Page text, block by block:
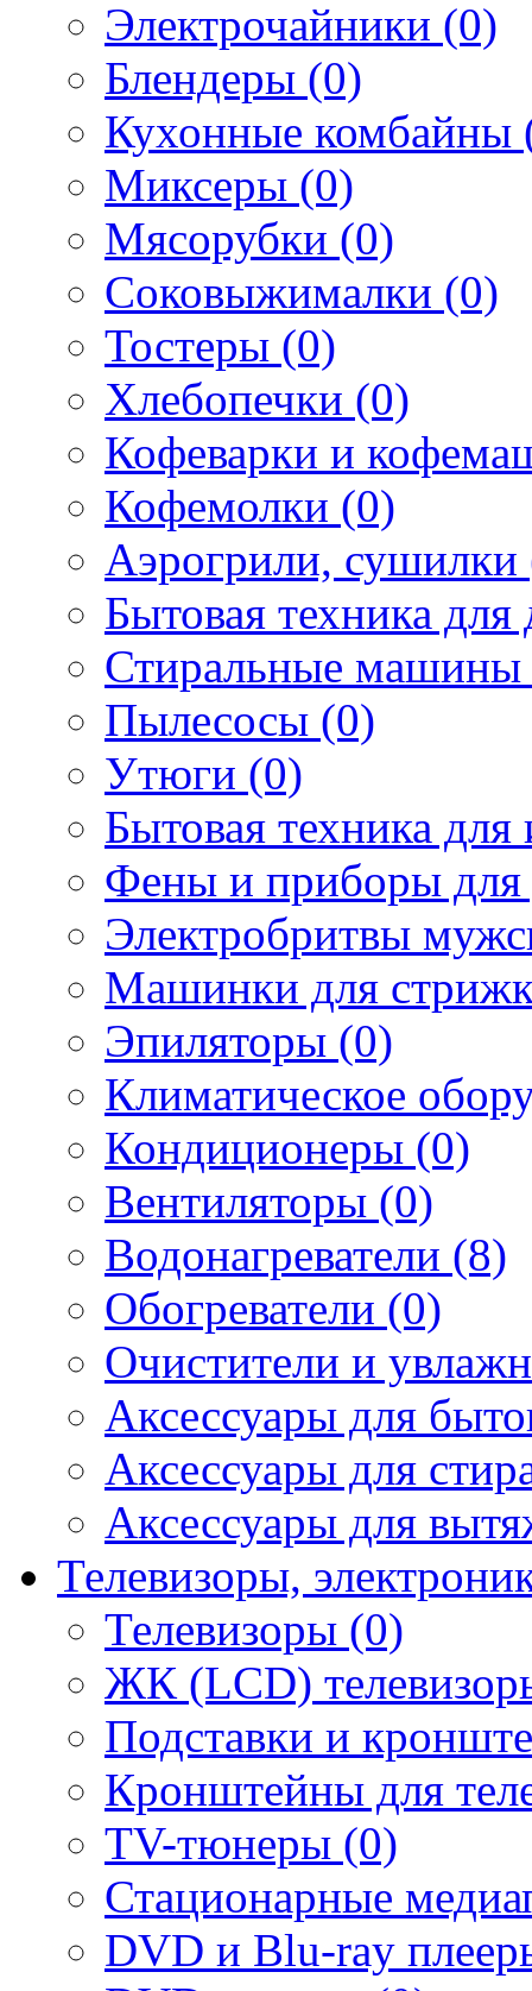
Электрочайники (0)
Блендеры (0)
Кухонные комбайны
Миксеры (0)
Мясорубки (0)
Соковыжималки (0)
Тостеры (0)
Хлебопечки (0)
Кофеварки и
Кофемолки (0)
Аэрогрили, сушилки
Бытовая техника
Стиральные машины
Пылесосы (0)
Утюги (0)
Бытовая техника
Фены и приборы для
Электробритвы
Машинки для
Эпиляторы (0)
Климатическое
Кондиционеры (0)
Вентиляторы (0)
Водонагреватели (8)
Обогреватели (0)
Очистители и
Аксессуары для
Аксессуары для
Аксессуары для
Телевизоры,
Телевизоры (0)
ЖК (LCD)
Подставки и
Кронштейны для
TV-тюнеры (0)
Стационарные
DVD и Blu-ray